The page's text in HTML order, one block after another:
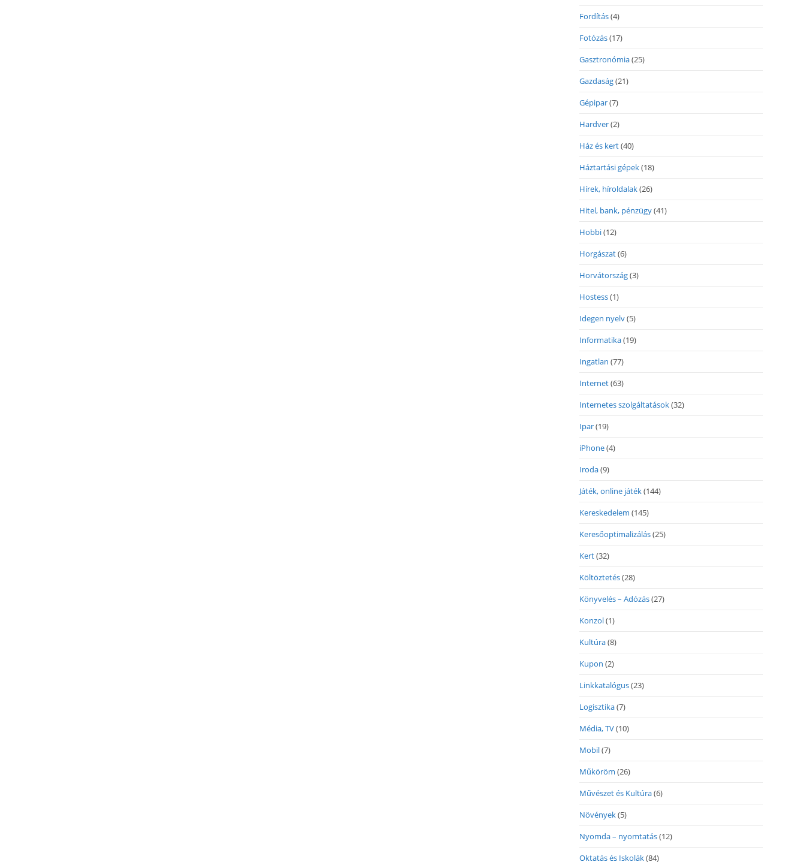
Fordítás(4)
Fotózás(17)
Gasztronómia(25)
Gazdaság(21)
Gépipar(7)
Hardver(2)
Ház és kert(40)
Háztartási gépek(18)
Hírek, híroldalak(26)
Hitel, bank, pénzügy(41)
Hobbi(12)
Horgászat(6)
Horvátország(3)
Hostess(1)
Idegen nyelv(5)
Informatika(19)
Ingatlan (77)
Internet(63)
Internetes szolgáltatások(32)
Ipar(19)
iPhone(4)
Iroda(9)
Játék, online játék(144)
Kereskedelem (145)
Keresőoptimalizálás(25)
Kert(32)
Költöztetés(28)
Könyvelés – Adózás(27)
Konzol(1)
Kultúra(8)
Kupon (2)
Linkkatalógus(23)
Logisztika(7)
Média, TV(10)
Mobil(7)
Műköröm (26)
Művészet és Kultúra(6)
Növények(5)
Nyomda – nyomtatás(12)
Oktatás és Iskolák(84)